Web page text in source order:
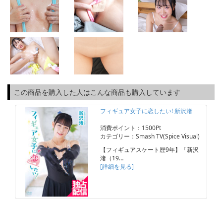
この商品を購入した人はこんな商品も購入しています
フィギュア女子に恋したい! 新沢渚
消費ポイント：1500Pt
カテゴリー：Smash TV(Spice Visual)
【フィギュアスケート歴9年】「新沢
渚（19…
[詳細を見る]